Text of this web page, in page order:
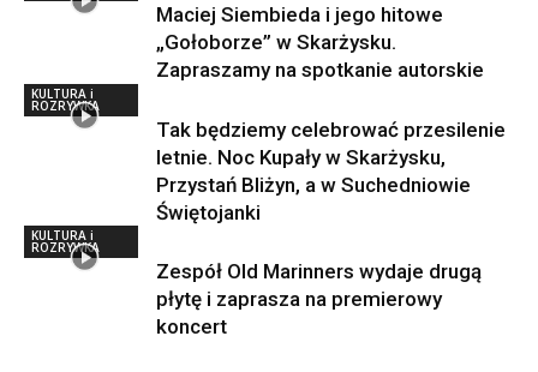
Maciej Siembieda i jego hitowe
„Gołoborze” w Skarżysku.
Zapraszamy na spotkanie autorskie
KULTURA i
ROZRYWKA
Tak będziemy celebrować przesilenie
letnie. Noc Kupały w Skarżysku,
Przystań Bliżyn, a w Suchedniowie
Świętojanki
KULTURA i
ROZRYWKA
Zespół Old Marinners wydaje drugą
płytę i zaprasza na premierowy
koncert